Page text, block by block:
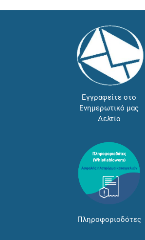
Εγγραφείτε στο
Ενημερωτικό μας
Δελτίο
Πληροφοριοδότες